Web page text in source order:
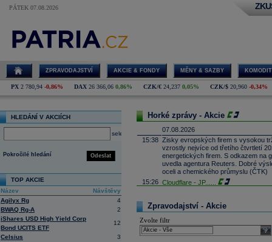
PÁTEK 07.08.2026
ZPRAVODAJSTVÍ AKCIE & FONDY MĚNY & SAZBY
PX 2 780,94 -0,86% DAX 26 366,06 0,86% CZK/€ 24,237 0,05% CZK/$ 20,960 -0,34%
HLEDÁNÍ V AKCIÍCH
select
Odeslat
Pokročilé hledání
TOP AKCIE
Název
Návštěvy
Agilyx Rg
4
BWAQ Rg-A
2
iShares USD High Yield Corp
Bond UCITS ETF
12
Celsius
3
Horké zprávy - Akcie
07.08.2026
15:38 Zisky evropských firem s vysokou
vzrostly nejvíce od třetího čtvrtletí
energetických firem. S odkazem na
uvedla agentura Reuters. Dobré
oceli a chemického průmyslu (ČTK)
15:26 Cloudflare - JP......
14:49 Airbnb -JP Mor......
14:24
13:59 DHL - Bernstein...
13:44 BAE Systems - M...
Zpravodajství - Akcie
Zvolte filtr